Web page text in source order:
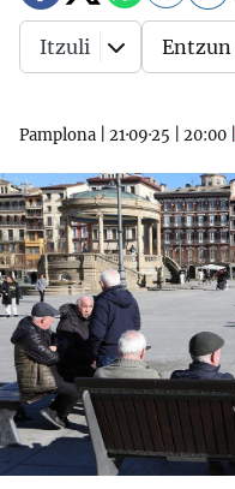
Pamplona 21·09·25 20:00
Itzuli Entzun